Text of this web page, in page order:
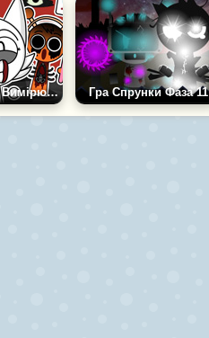
Гра Спрунки: Вимірювання Венди Гра Спрунки Фаза 11